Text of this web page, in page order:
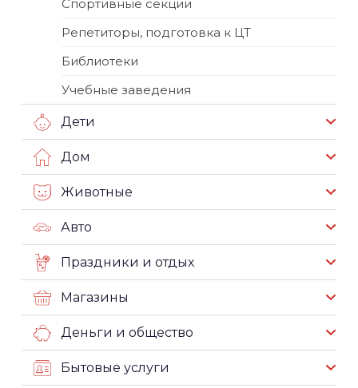
Спортивные секции
Репетиторы, подготовка к ЦТ
Библиотеки
Учебные заведения
Дети
Дом
Животные
Авто
Праздники и отдых
Магазины
Деньги и общество
Бытовые услуги